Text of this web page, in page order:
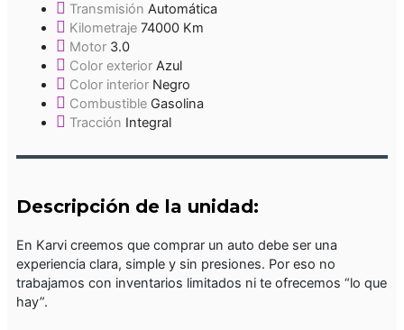
Transmisión Automática
Kilometraje 74000 Km
Motor 3.0
Color exterior Azul
Color interior Negro
Combustible Gasolina
Tracción Integral
Descripción de la unidad:
En Karvi creemos que comprar un auto debe ser una
experiencia clara, simple y sin presiones. Por eso no
trabajamos con inventarios limitados ni te ofrecemos “lo que
hay”.